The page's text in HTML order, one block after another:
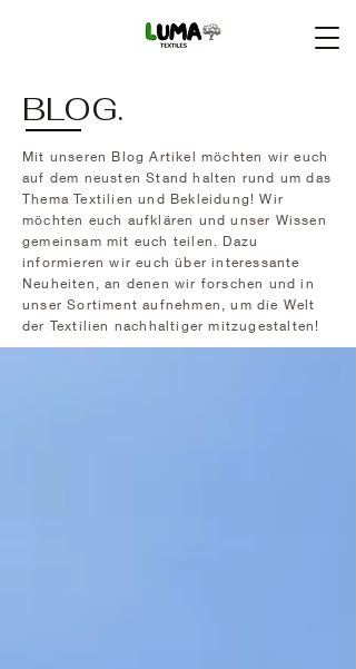
BLOG.
Mit unseren Blog Artikel möchten wir euch
auf dem neusten Stand halten rund um das
Thema Textilien und Bekleidung! Wir
möchten euch aufklären und unser Wissen
gemeinsam mit euch teilen. Dazu
informieren wir euch über interessante
Neuheiten, an denen wir forschen und in
unser Sortiment aufnehmen, um die Welt
der Textilien nachhaltiger mitzugestalten!